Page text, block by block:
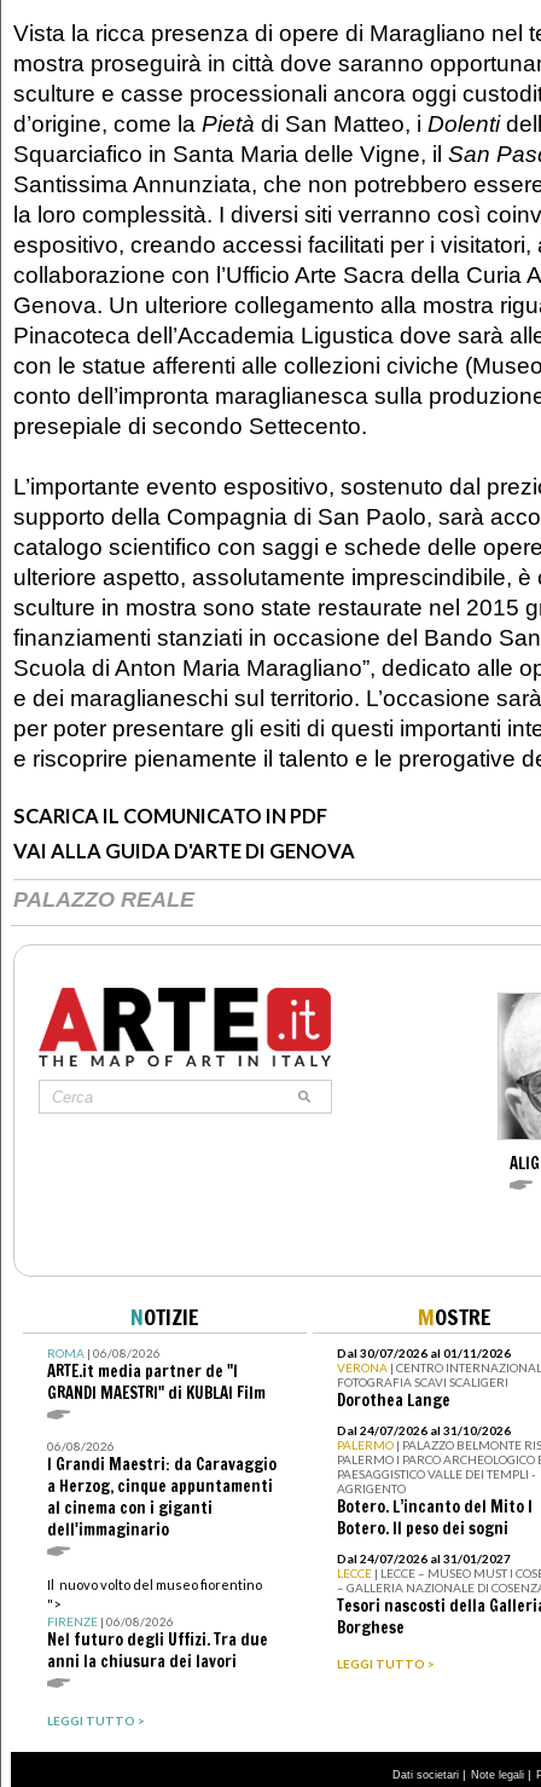
Vista la ricca presenza di opere di Maragliano nel
mostra proseguirà in città dove saranno
sculture e casse processionali ancora oggi
d’origine, come la Pietà di San Matteo, i Dolenti
Squarciafico in Santa Maria delle Vigne, il San
Santissima Annunziata, che non potrebbero
la loro complessità. I diversi siti verranno così
espositivo, creando accessi facilitati per i visitatori,
collaborazione con l’Ufficio Arte Sacra della Curia
Genova. Un ulteriore collegamento alla mostra
Pinacoteca dell’Accademia Ligustica dove sarà
con le statue afferenti alle collezioni civiche
conto dell’impronta maraglianesca sulla
presepiale di secondo Settecento.
L’importante evento espositivo, sostenuto dal
supporto della Compagnia di San Paolo, sarà
catalogo scientifico con saggi e schede delle
ulteriore aspetto, assolutamente imprescindibile, è
sculture in mostra sono state restaurate nel 2015
finanziamenti stanziati in occasione del Bando
Scuola di Anton Maria Maragliano”, dedicato alle
e dei maraglianeschi sul territorio. L’occasione
per poter presentare gli esiti di questi importanti
e riscoprire pienamente il talento e le prerogative
SCARICA IL COMUNICATO IN PDF
VAI ALLA GUIDA D'ARTE DI GENOVA
PALAZZO REALE
NOTIZIE
ROMA| 06/08/2026
ARTE.it media partner de "I
GRANDI MAESTRI" di KUBLAI Film
06/08/2026
I Grandi Maestri: da Caravaggio
a Herzog, cinque appuntamenti
al cinema con i giganti
dell'immaginario
Il nuovo volto del museo fiorentino
">
FIRENZE| 06/08/2026
Nel futuro degli Uffizi. Tra due
anni la chiusura dei lavori
LEGGI TUTTO >
MOSTRE
Dal 30/07/2026 al 01/11/2026
VERONA | CENTRO
FOTOGRAFIA SCAVI SCALIGERI
Dorothea Lange
Dal 24/07/2026 al 31/10/2026
PALERMO | PALAZZO BELMONTE
PALERMO I PARCO ARCHEOLOGICO
PAESAGGISTICO VALLE DEI TEMPLI -
AGRIGENTO
Botero. L’incanto del Mito I
Botero. Il peso dei sogni
Dal 24/07/2026 al 31/01/2027
LECCE | LECCE – MUSEO MUST I
– GALLERIA NAZIONALE DI
Tesori nascosti della
Borghese
LEGGI TUTTO >
Dati societari Note legali